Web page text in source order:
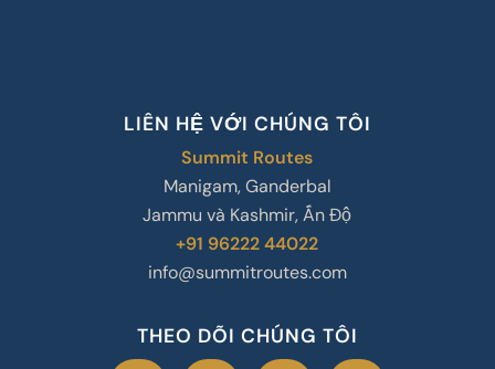
LIÊN HỆ VỚI CHÚNG TÔI
Summit Routes
Manigam, Ganderbal
Jammu và Kashmir, Ấn Độ
+91 96222 44022
info@summitroutes.com
THEO DÕI CHÚNG TÔI